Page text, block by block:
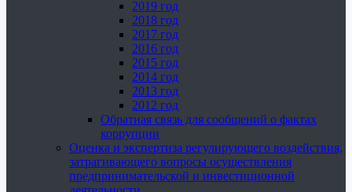
2019 год
2018 год
2017 год
2016 год
2015 год
2014 год
2013 год
2012 год
Обратная связь для сообщений о фактах
коррупции
Оценка и экспертиза регулирующего воздействия,
затрагивающего вопросы осуществления
предпринимательской и инвестиционной